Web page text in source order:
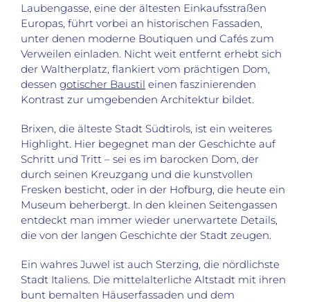
Laubengasse, eine der ältesten Einkaufsstraßen
Europas, führt vorbei an historischen Fassaden,
unter denen moderne Boutiquen und Cafés zum
Verweilen einladen. Nicht weit entfernt erhebt sich
der Waltherplatz, flankiert vom prächtigen Dom,
dessen gotischer Baustil einen faszinierenden
Kontrast zur umgebenden Architektur bildet.
Brixen, die älteste Stadt Südtirols, ist ein weiteres
Highlight. Hier begegnet man der Geschichte auf
Schritt und Tritt – sei es im barocken Dom, der
durch seinen Kreuzgang und die kunstvollen
Fresken besticht, oder in der Hofburg, die heute ein
Museum beherbergt. In den kleinen Seitengassen
entdeckt man immer wieder unerwartete Details,
die von der langen Geschichte der Stadt zeugen.
Ein wahres Juwel ist auch Sterzing, die nördlichste
Stadt Italiens. Die mittelalterliche Altstadt mit ihren
bunt bemalten Häuserfassaden und dem